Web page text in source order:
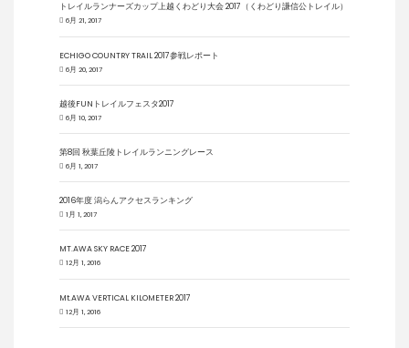
トレイルランナーズカップ上越くわどり大会 2017（くわどり謙信公トレイル）
6月 21, 2017
ECHIGO COUNTRY TRAIL 2017参戦レポート
6月 20, 2017
越後FUNトレイルフェスタ2017
6月 10, 2017
第8回 秋葉丘陵トレイルランニングレース
6月 1, 2017
2016年度 潟らんアクセスランキング
1月 1, 2017
MT.AWA SKY RACE 2017
12月 1, 2016
Mt.AWA VERTICAL KILOMETER 2017
12月 1, 2016